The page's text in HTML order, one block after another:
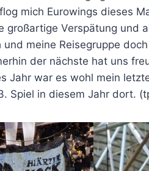
mich Eurowings dieses
großartige Verspätung und
meine Reisegruppe
der nächste hat uns
Jahr war es wohl mein
Spiel in diesem Jahr dort.